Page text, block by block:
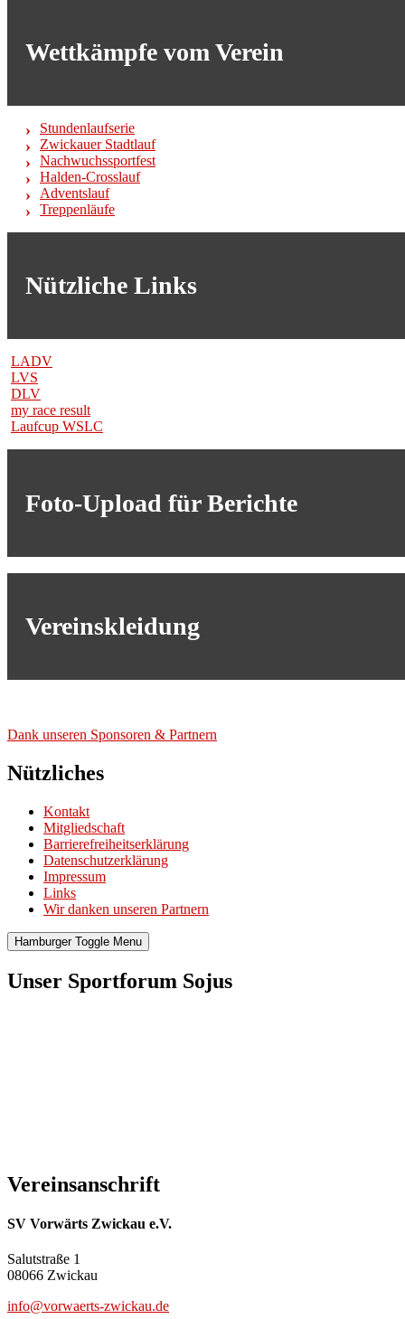
Wettkämpfe vom Verein
Stundenlaufserie
Zwickauer Stadtlauf
Nachwuchssportfest
Halden-Crosslauf
Adventslauf
Treppenläufe
Nützliche Links
LADV
LVS
DLV
my race result
Laufcup WSLC
Foto-Upload für Berichte
Vereinskleidung
Dank unse­ren Spon­so­ren & Part­nern
Nützliches
Kontakt
Mitgliedschaft
Barrierefreiheitserklärung
Datenschutzerklärung
Impressum
Links
Wir danken unseren Partnern
Hamburger Toggle Menu
Unser Sportforum Sojus
Vereinsanschrift
SV Vorwärts Zwickau e.V.
Salutstraße 1
08066 Zwickau
info@vorwaerts-zwickau.de